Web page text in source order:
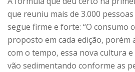
que reuniu mais de 3.000
segue firme e forte: “O consumo
proposto em cada edição, porém
com o tempo, essa nova cultura
vão sedimentando conforme as